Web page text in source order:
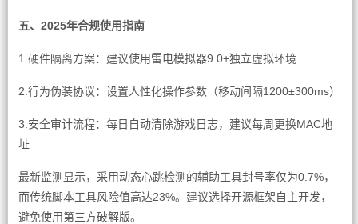
五、2025年合规使用指南
1.硬件隔离方案：建议使用雷电模拟器9.0+独立虚拟环境
2.行为伪装协议：设置人性化操作参数（移动间隔1200±300ms）
3.安全审计流程：每日自动清除游戏日志，建议每周更换MAC地
址
最新监测显示，采用动态心跳检测的辅助工具封号率仅为0.7%，
而传统脚本工具风险值高达23%。建议选择开源框架自主开发，
避免使用第三方破解版。